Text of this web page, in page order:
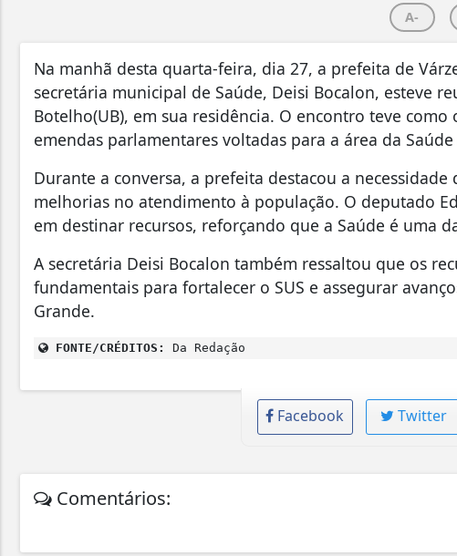
A-
Na manhã desta quarta-feira, dia 27, a prefeita de
secretária municipal de Saúde, Deisi Bocalon, esteve
Botelho(UB), em sua residência. O encontro teve
emendas parlamentares voltadas para a área da
Durante a conversa, a prefeita destacou a
melhorias no atendimento à população. O deputado
em destinar recursos, reforçando que a Saúde é uma
A secretária Deisi Bocalon também ressaltou que os
fundamentais para fortalecer o SUS e assegurar
Grande.
FONTE/CRÉDITOS: Da Redação
Facebook Twitter
Comentários: